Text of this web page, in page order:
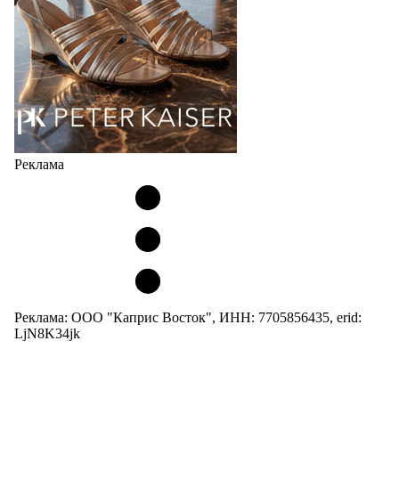
Реклама
Реклама: ООО "Каприс Восток", ИНН: 7705856435, erid:
LjN8K34jk